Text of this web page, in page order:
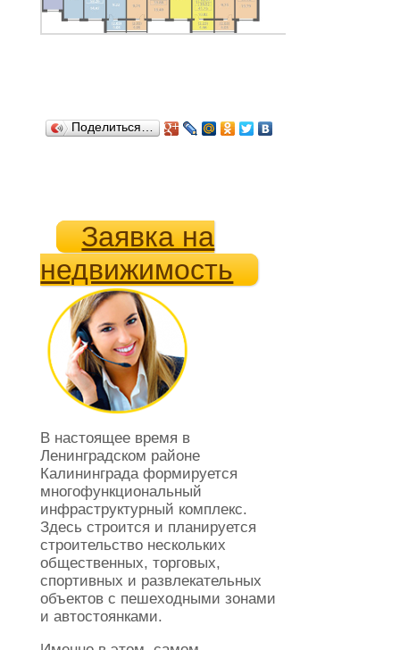
Поделиться…
Заявка на
недвижимость
В настоящее время в
Ленинградском районе
Калининграда формируется
многофункциональный
инфраструктурный комплекс.
Здесь строится и планируется
строительство нескольких
общественных, торговых,
спортивных и развлекательных
объектов с пешеходными зонами
и автостоянками.